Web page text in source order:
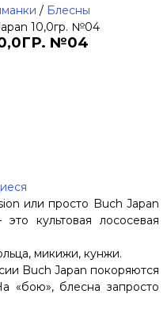
/ Блесны
10,0гр. №04
№04
или просто Buch Japan
культовая лососевая
микижи, кунжи.
Buch Japan покоряются
«бою», блесна запросто